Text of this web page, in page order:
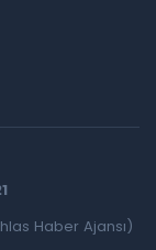
Haber Ajansı)